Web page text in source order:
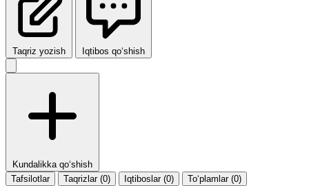
Taqriz yozish Iqtibos qo‘shish
Kundalikka qo‘shish
Tafsilotlar
Taqrizlar (0) Iqtiboslar (0) To‘plamlar (0)